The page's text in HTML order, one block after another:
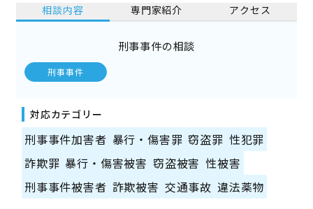
相談内容 専門家紹介 アクセス
刑事事件の相談
刑事事件
対応カテゴリー
刑事事件加害者 暴行・傷害罪 窃盗罪 性犯罪
詐欺罪 暴行・傷害被害 窃盗被害 性被害
刑事事件被害者 詐欺被害 交通事故 違法薬物